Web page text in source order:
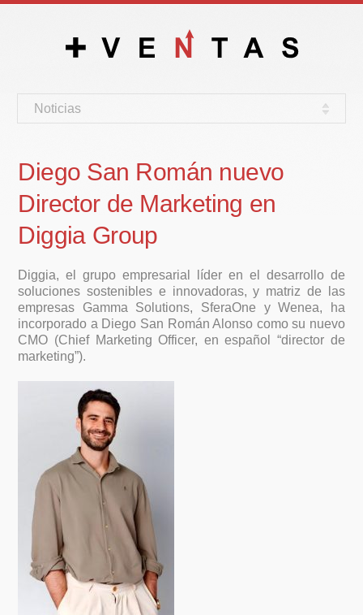
Noticias
Diego San Román nuevo
Director de Marketing en
Diggia Group
Diggia, el grupo empresarial líder en el desarrollo de
soluciones sostenibles e innovadoras, y matriz de las
empresas Gamma Solutions, SferaOne y Wenea, ha
incorporado a Diego San Román Alonso como su nuevo
CMO (Chief Marketing Officer, en español “director de
marketing”).